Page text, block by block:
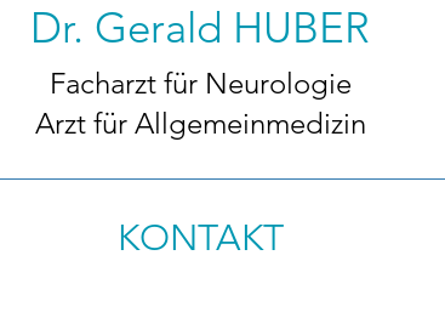
Dr. Gerald HUBER
Facharzt für Neurologie
Arzt für Allgemeinmedizin
KONTAKT